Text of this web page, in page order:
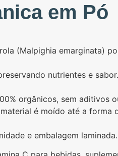
em Pó
(Malpighia emarginata)
nutrientes e sabor.
orgânicos, sem aditivos
é moído até a forma
e embalagem laminada.